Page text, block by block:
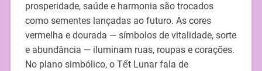
prosperidade, saúde e harmonia são trocados
como sementes lançadas ao futuro. As cores
vermelha e dourada — símbolos de vitalidade, sorte
e abundância — iluminam ruas, roupas e corações.
No plano simbólico, o Tết Lunar fala de